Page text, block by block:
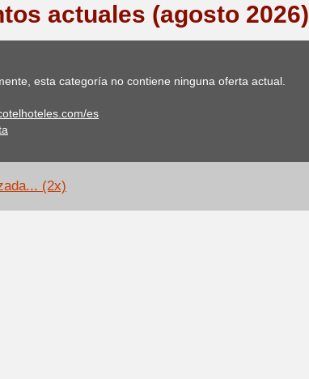
actuales (agosto 2026)
esta categoría no contiene ninguna oferta actual.
es
(2x)